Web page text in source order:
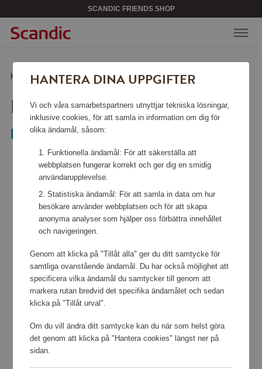
SCANDIC FRIENDS SHOP
Hem /Kökstillbehör/Övriga kökstillbehör/Emy Pappershållare
EMY PAPPERSHÅLLARE
Bloomingville
HANTERA DINA UPPGIFTER
Vi och våra samarbetspartners utnyttjar tekniska lösningar,
inklusive cookies, för att samla in information om dig för
olika ändamål, såsom:
Funktionella ändamål: För att säkerställa att
webbplatsen fungerar korrekt och ger dig en smidig
användarupplevelse.
Statistiska ändamål: För att samla in data om hur
besökare använder webbplatsen och för att skapa
anonyma analyser som hjälper oss förbättra innehållet
och navigeringen.
Genom att klicka på "Tillåt alla" ger du ditt samtycke för
samtliga ovanstående ändamål. Du har också möjlighet att
specificera vilka ändamål du samtycker till genom att
markera rutan bredvid det specifika ändamålet och sedan
klicka på "Tillåt urval".
Om du vill ändra ditt samtycke kan du när som helst göra
det genom att klicka på "Hantera cookies" längst ner på
sidan.